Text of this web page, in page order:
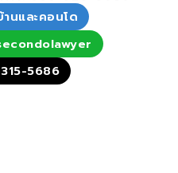
นและคอนโด
5686